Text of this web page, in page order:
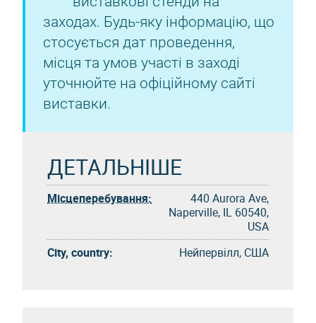
заходах. Будь-яку інформацію, що
стосується дат проведення,
місця та умов участі в заході
уточнюйте на офіційному сайті
виставки.
ДЕТАЛЬНІШЕ
Місцеперебування:
440 Aurora Ave,
Naperville, IL 60540,
USA
City, country:
Нейпервілл, США